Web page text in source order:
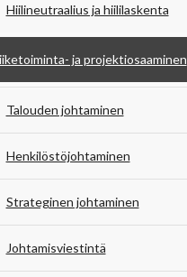
Hiilineutraalius ja hiililaskenta
ja projektiosaaminen
Talouden johtaminen
Henkilöstöjohtaminen
Strateginen johtaminen
Johtamisviestintä